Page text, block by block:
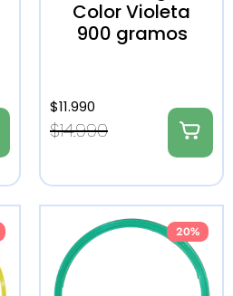
Color Violeta
900 gramos
$14.990
$11.990
20%